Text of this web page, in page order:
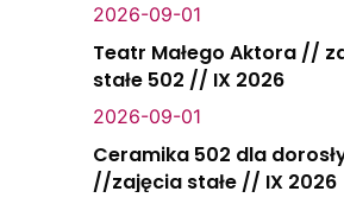
2026-09-01
Teatr Małego Aktora //
stałe 502 // IX 2026
2026-09-01
Ceramika 502 dla
//zajęcia stałe // IX 2026